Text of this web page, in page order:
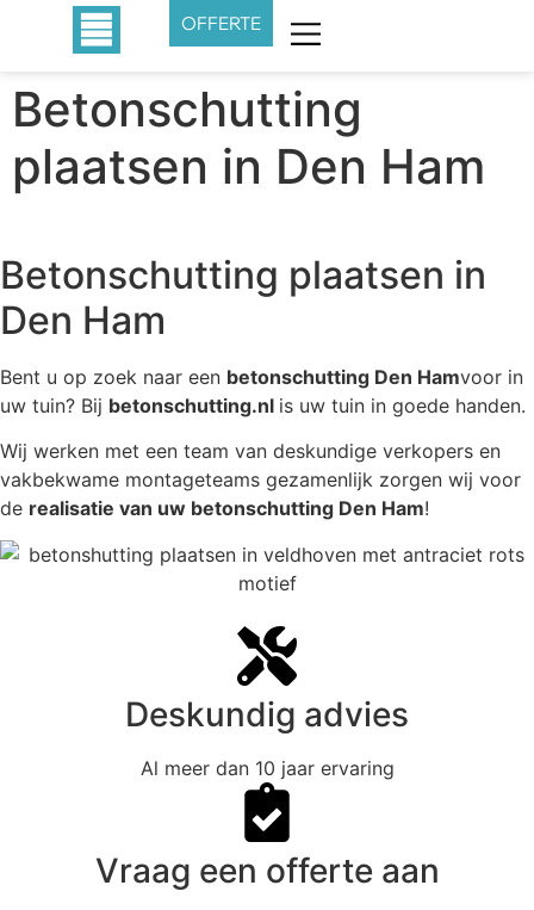
OFFERTE
Betonschutting
plaatsen in Den Ham
Betonschutting plaatsen in
Den Ham
Bent u op zoek naar een betonschutting Den Hamvoor in
uw tuin? Bij betonschutting.nl is uw tuin in goede handen.
Wij werken met een team van deskundige verkopers en
vakbekwame montageteams gezamenlijk zorgen wij voor
de realisatie van uw betonschutting Den Ham!
Deskundig advies
Al meer dan 10 jaar ervaring
Vraag een offerte aan